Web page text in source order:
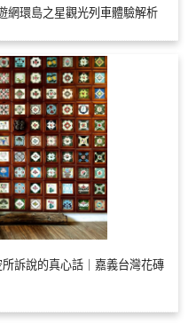
網環島之星觀光列車體驗解析
訴說的真心話｜嘉義台灣花磚